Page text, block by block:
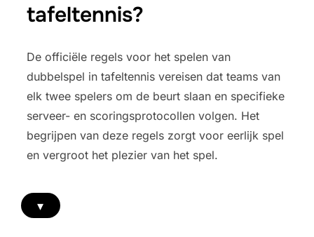
tafeltennis?
De officiële regels voor het spelen van
dubbelspel in tafeltennis vereisen dat teams van
elk twee spelers om de beurt slaan en specifieke
serveer- en scoringsprotocollen volgen. Het
begrijpen van deze regels zorgt voor eerlijk spel
en vergroot het plezier van het spel.
▾